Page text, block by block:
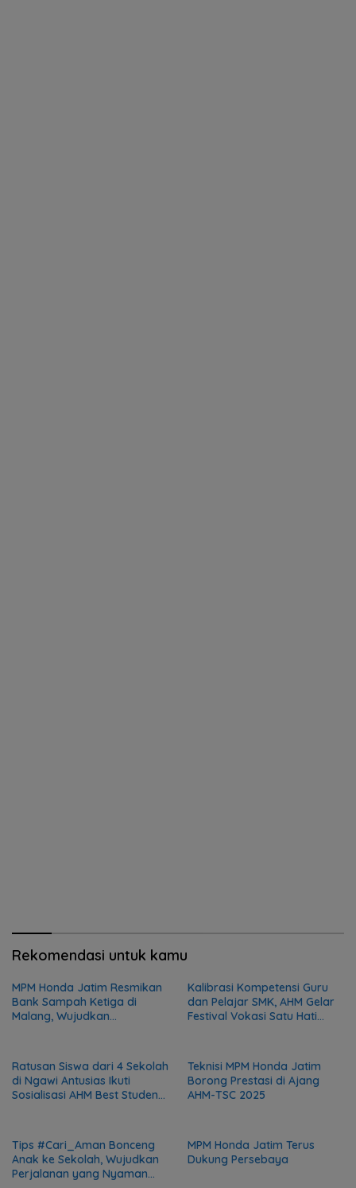
Rekomendasi untuk kamu
MPM Honda Jatim Resmikan
Bank Sampah Ketiga di
Malang, Wujudkan
Kalibrasi Kompetensi Guru
dan Pelajar SMK, AHM Gelar
Festival Vokasi Satu Hati
Ratusan Siswa dari 4 Sekolah
di Ngawi Antusias Ikuti
Sosialisasi AHM Best Student
Teknisi MPM Honda Jatim
Borong Prestasi di Ajang
AHM-TSC 2025
Tips #Cari_Aman Bonceng
Anak ke Sekolah, Wujudkan
Perjalanan yang Nyaman
MPM Honda Jatim Terus
Dukung Persebaya